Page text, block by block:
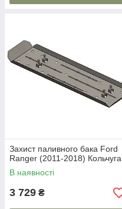
Захист паливного бака Ford
Ranger (2011-2018) Кольчуга
В наявності
3 729 ₴